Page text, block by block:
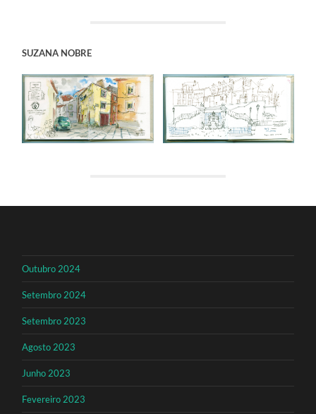
SUZANA NOBRE
Outubro 2024
Setembro 2024
Setembro 2023
Agosto 2023
Junho 2023
Fevereiro 2023